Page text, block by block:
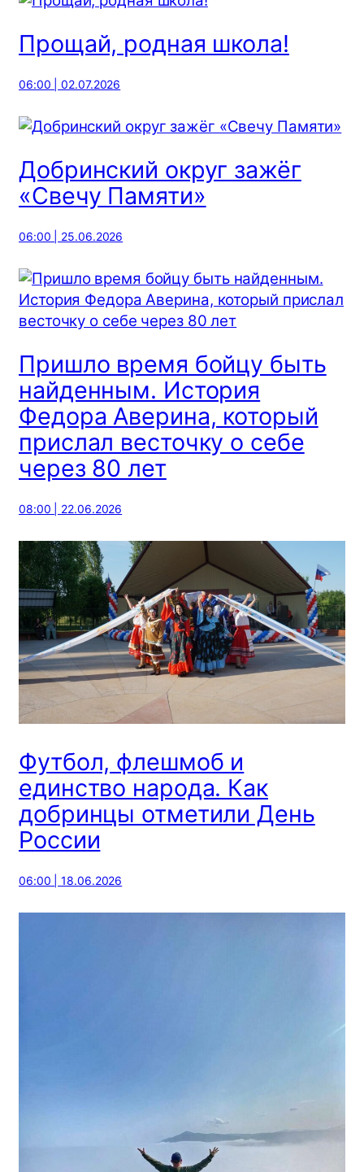
Прощай, родная школа!
06:00 | 02.07.2026
Добринский округ зажёг
«Свечу Памяти»
06:00 | 25.06.2026
Пришло время бойцу быть
найденным. История
Федора Аверина, который
прислал весточку о себе
через 80 лет
08:00 | 22.06.2026
Футбол, флешмоб и
единство народа. Как
добринцы отметили День
России
06:00 | 18.06.2026